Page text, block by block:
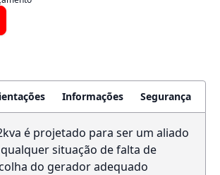
Informações Segurança
é projetado para ser um aliado
situação de falta de
do gerador adequado